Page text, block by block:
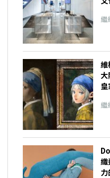
繼
維
繼
織